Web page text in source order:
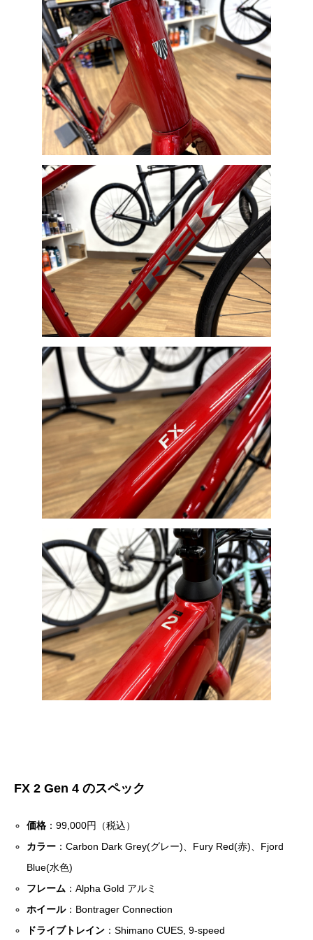
FX 2 Gen 4 のスペック
価格 ：99,000円（税込）
カラー ：Carbon Dark Grey(グレー)、Fury Red(赤)、Fjord
Blue(水色)
フレーム ：Alpha Gold アルミ
ホイール：Bontrager Connection
ドライブトレイン ：Shimano CUES, 9-speed